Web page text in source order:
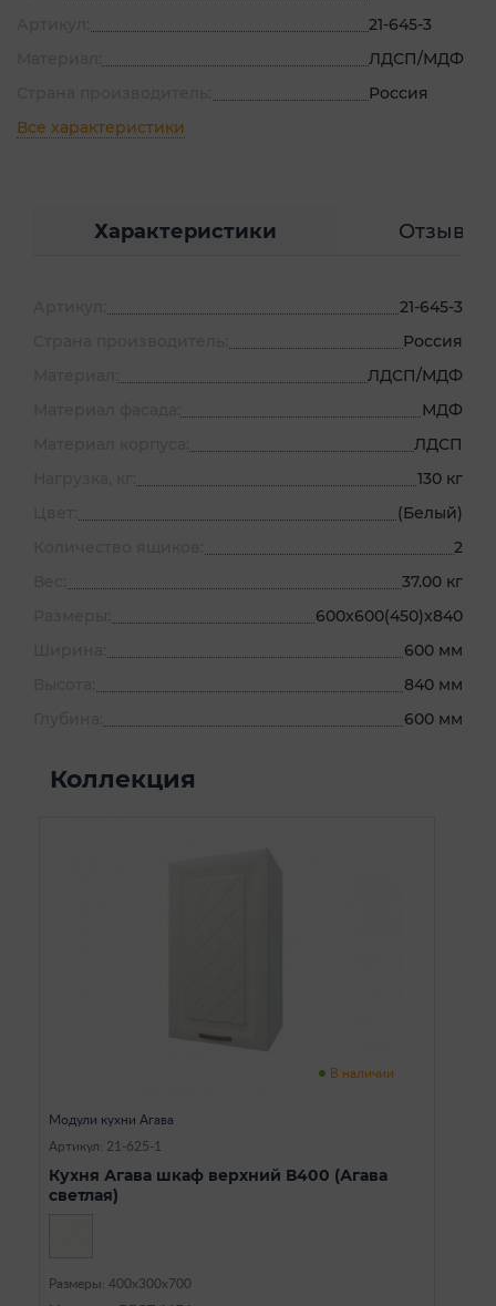
21-645-3
ЛДСП/МДФ
Россия
Все характеристики
Характеристики Отзывы
21-645-3
Россия
ЛДСП/МДФ
МДФ
ЛДСП
130 кг
(Белый)
2
37.00 кг
600х600(450)х840
600 мм
840 мм
600 мм
Коллекция
В наличии
Модули кухни Агава
Артикул: 21-625-1
Кухня Агава шкаф верхний В400 (Агава
светлая)
Размеры: 400х300х700